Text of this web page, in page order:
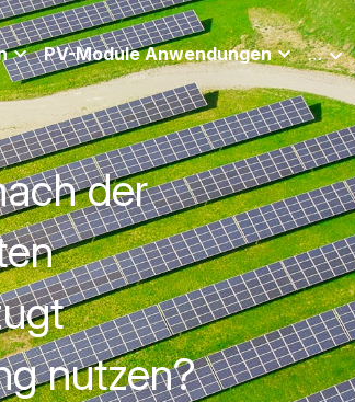
Herunterladen …
der
nutzen?